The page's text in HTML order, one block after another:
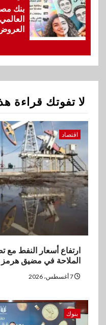
ناتجاس
1
بنوك
البنك
الأول 2026
3
بنوك
يورو
2026
اخبار
غرفة
5
بنك
لا تفوتك قراءة
اقتصاد
ارتفاع أسعار النفط
الملاحة في مضيق هرمز
بنوك